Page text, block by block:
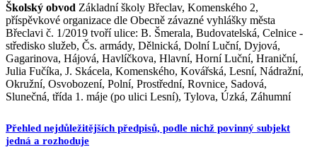
Školský obvod Základní školy Břeclav, Komenského 2,
příspěvkové organizace dle Obecně závazné vyhlášky města
Břeclavi č. 1/2019 tvoří ulice: B. Šmerala, Budovatelská, Celnice -
středisko služeb, Čs. armády, Dělnická, Dolní Luční, Dyjová,
Gagarinova, Hájová, Havlíčkova, Hlavní, Horní Luční, Hraniční,
Julia Fučíka, J. Skácela, Komenského, Kovářská, Lesní, Nádražní,
Okružní, Osvobození, Polní, Prostřední, Rovnice, Sadová,
Slunečná, třída 1. máje (po ulici Lesní), Tylova, Úzká, Záhumní
Přehled nejdůležitějších předpisů, podle nichž povinný subjekt
jedná a rozhoduje